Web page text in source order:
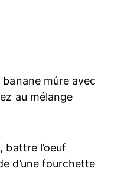
mûre avec
au mélange
battre l’oeuf
d’une fourchette